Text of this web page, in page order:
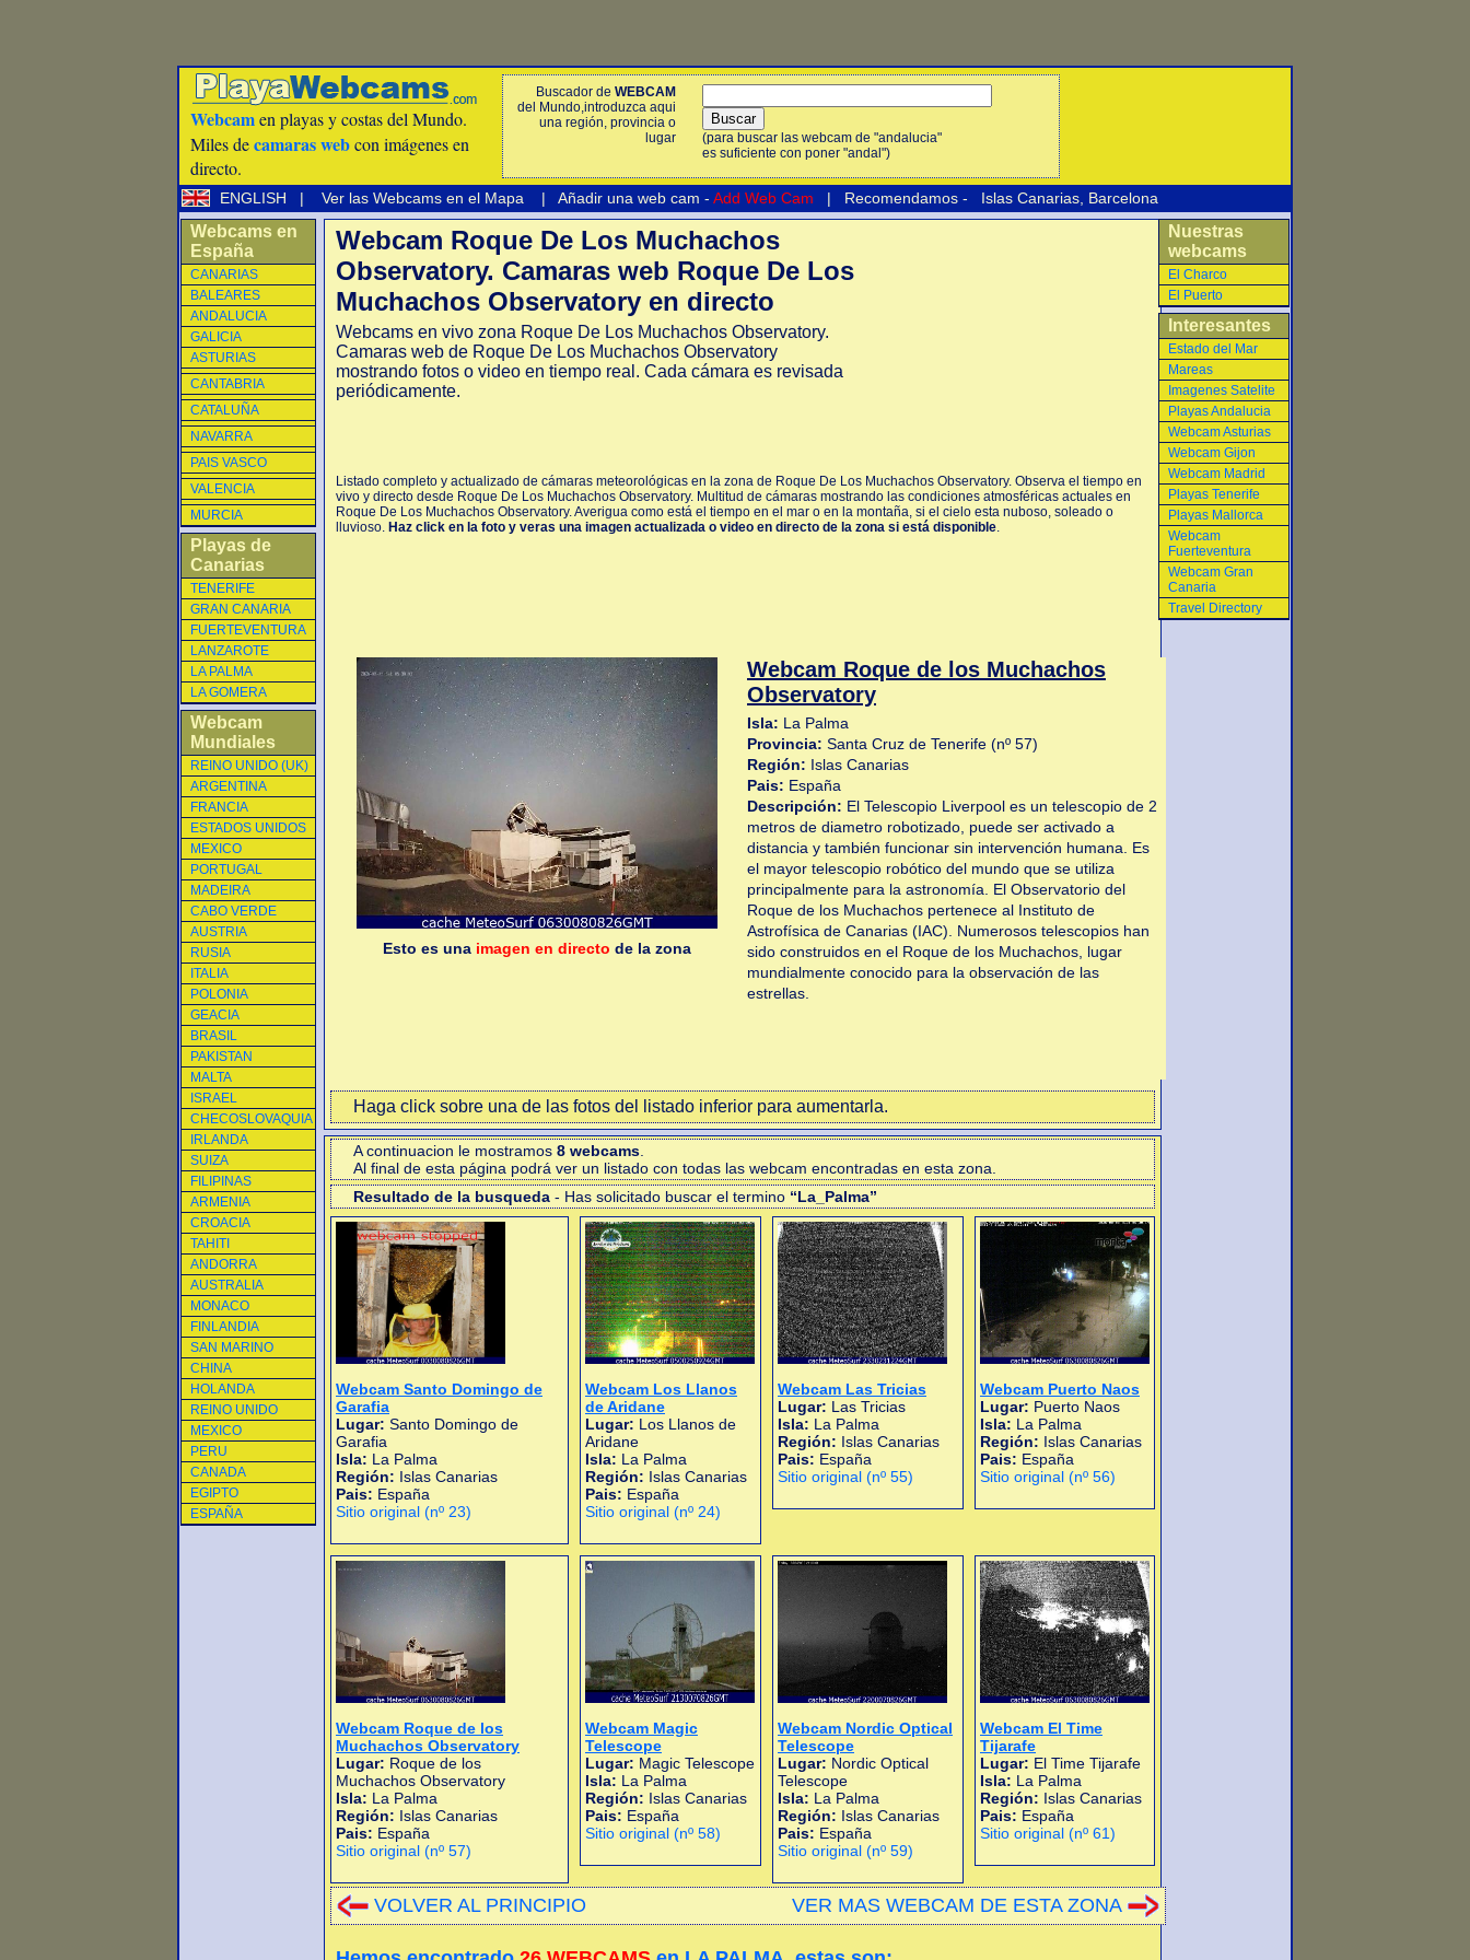
Webcamen playas y costas del Mundo.
Miles decamaras webcon imágenes en
directo.
Buscador de WEBCAM
del Mundo,introduzca aqui
una región, provincia o
lugar
(para buscar las webcam de "andalucia"
es suficiente con poner "andal")
ENGLISH | Ver las Webcams en el Mapa | Añadir una web cam - Add Web Cam | Recomendamos - Islas Canarias Barcelona
Webcams en
España
CANARIAS
BALEARES
ANDALUCIA
GALICIA
ASTURIAS
CANTABRIA
CATALUÑA
NAVARRA
PAIS VASCO
VALENCIA
MURCIA
Playas de
Canarias
TENERIFE
GRAN CANARIA
FUERTEVENTURA
LANZAROTE
LA PALMA
LA GOMERA
Webcam
Mundiales
REINO UNIDO (UK)
ARGENTINA
FRANCIA
ESTADOS UNIDOS
MEXICO
PORTUGAL
MADEIRA
CABO VERDE
AUSTRIA
RUSIA
ITALIA
POLONIA
GEACIA
BRASIL
PAKISTAN
MALTA
ISRAEL
CHECOSLOVAQUIA
IRLANDA
SUIZA
FILIPINAS
ARMENIA
CROACIA
TAHITI
ANDORRA
AUSTRALIA
MONACO
FINLANDIA
SAN MARINO
CHINA
HOLANDA
REINO UNIDO
MEXICO
PERU
CANADA
EGIPTO
ESPAÑA
Webcam Roque De Los Muchachos
Observatory. Camaras web Roque De Los
Muchachos Observatory en directo
Webcams en vivo zona Roque De Los Muchachos Observatory.
Camaras web de Roque De Los Muchachos Observatory
mostrando fotos o video en tiempo real. Cada cámara es revisada
periódicamente.
Listado completo y actualizado de cámaras meteorológicas en la zona de Roque De Los Muchachos Observatory. Observa el tiempo en
vivo y directo desde Roque De Los Muchachos Observatory. Multitud de cámaras mostrando las condiciones atmosféricas actuales en
Roque De Los Muchachos Observatory. Averigua como está el tiempo en el mar o en la montaña, si el cielo esta nuboso, soleado o
lluvioso. Haz click en la foto y veras una imagen actualizada o video en directo de la zona si está disponible.
Esto es una imagen en directo de la zona
Webcam Roque de los Muchachos
Observatory
Isla: La Palma
Provincia: Santa Cruz de Tenerife (nº 57)
Región: Islas Canarias
Pais: España
Descripción: El Telescopio Liverpool es un telescopio de 2
metros de diametro robotizado, puede ser activado a
distancia y también funcionar sin intervención humana. Es
el mayor telescopio robótico del mundo que se utiliza
principalmente para la astronomía. El Observatorio del
Roque de los Muchachos pertenece al Instituto de
Astrofísica de Canarias (IAC). Numerosos telescopios han
sido construidos en el Roque de los Muchachos, lugar
mundialmente conocido para la observación de las
estrellas.
Haga click sobre una de las fotos del listado inferior para aumentarla.
A continuacion le mostramos 8 webcams
Al final de esta página podrá ver un listado con todas las webcam encontradas en esta zona.
Resultado de la busqueda - Has solicitado buscar el termino “La_Palma”
Webcam Santo Domingo de
Garafia
Lugar: Santo Domingo de
Garafia
Isla: La Palma
Región: Islas Canarias
Pais: España
Sitio original (nº 23)
Webcam Los Llanos
de Aridane
Lugar: Los Llanos de
Aridane
Isla: La Palma
Región: Islas Canarias
Pais: España
Sitio original (nº 24)
Webcam Las Tricias
Lugar: Las Tricias
Isla: La Palma
Región: Islas Canarias
Pais: España
Sitio original (nº 55)
Webcam Puerto Naos
Lugar: Puerto Naos
Isla: La Palma
Región: Islas Canarias
Pais: España
Sitio original (nº 56)
Webcam Roque de los
Muchachos Observatory
Lugar: Roque de los
Muchachos Observatory
Isla: La Palma
Región: Islas Canarias
Pais: España
Sitio original (nº 57)
Webcam Magic
Telescope
Lugar: Magic Telescope
Isla: La Palma
Región: Islas Canarias
Pais: España
Sitio original (nº 58)
Webcam Nordic Optical
Telescope
Lugar: Nordic Optical
Telescope
Isla: La Palma
Región: Islas Canarias
Pais: España
Sitio original (nº 59)
Webcam El Time
Tijarafe
Lugar: El Time Tijarafe
Isla: La Palma
Región: Islas Canarias
Pais: España
Sitio original (nº 61)
VOLVER AL PRINCIPIO VER MAS WEBCAM DE ESTA ZONA
Nuestras
webcams
El Charco
El Puerto
Interesantes
Estado del Mar
Mareas
Imagenes Satelite
Playas Andalucia
Webcam Asturias
Webcam Gijon
Webcam Madrid
Playas Tenerife
Playas Mallorca
Webcam
Fuerteventura
Webcam Gran
Canaria
Travel Directory